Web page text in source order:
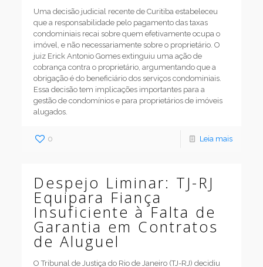
Uma decisão judicial recente de Curitiba estabeleceu
que a responsabilidade pelo pagamento das taxas
condominiais recai sobre quem efetivamente ocupa o
imóvel, e não necessariamente sobre o proprietário. O
juiz Erick Antonio Gomes extinguiu uma ação de
cobrança contra o proprietário, argumentando que a
obrigação é do beneficiário dos serviços condominiais.
Essa decisão tem implicações importantes para a
gestão de condomínios e para proprietários de imóveis
alugados.
0 Leia mais
Despejo Liminar: TJ-RJ
Equipara Fiança
Insuficiente à Falta de
Garantia em Contratos
de Aluguel
O Tribunal de Justiça do Rio de Janeiro (TJ-RJ) decidiu